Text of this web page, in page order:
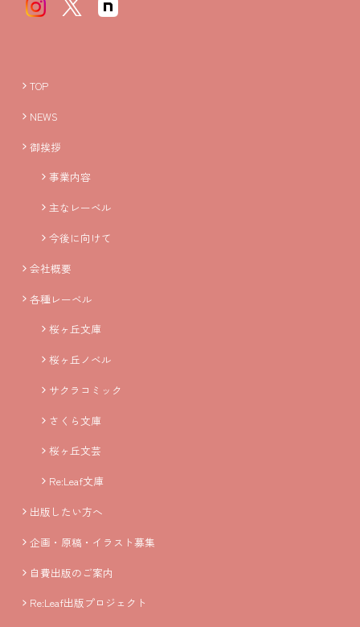
TOP
NEWS
御挨拶
事業内容
主なレーベル
今後に向けて
会社概要
各種レーベル
桜ヶ丘文庫
桜ヶ丘ノベル
サクラコミック
さくら文庫
桜ヶ丘文芸
Re:Leaf文庫
出版したい方へ
企画・原稿・イラスト募集
自費出版のご案内
Re:Leaf出版プロジェクト